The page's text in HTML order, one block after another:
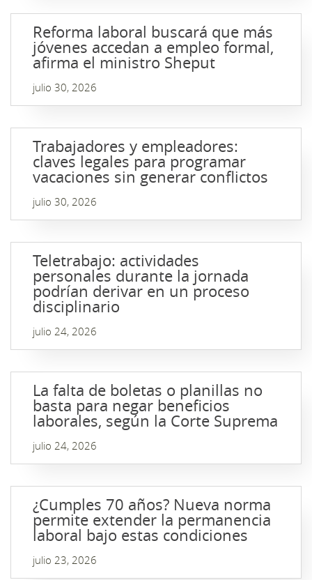
Reforma laboral buscará que más
jóvenes accedan a empleo formal,
afirma el ministro Sheput
julio 30, 2026
Trabajadores y empleadores:
claves legales para programar
vacaciones sin generar conflictos
julio 30, 2026
Teletrabajo: actividades
personales durante la jornada
podrían derivar en un proceso
disciplinario
julio 24, 2026
La falta de boletas o planillas no
basta para negar beneficios
laborales, según la Corte Suprema
julio 24, 2026
¿Cumples 70 años? Nueva norma
permite extender la permanencia
laboral bajo estas condiciones
julio 23, 2026